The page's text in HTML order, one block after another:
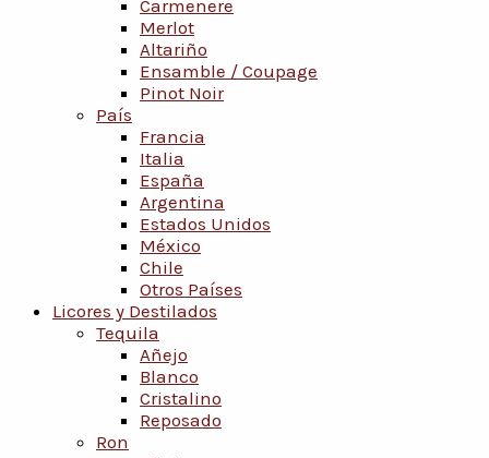
Carmenere
Merlot
Altariño
Ensamble / Coupage
Pinot Noir
País
Francia
Italia
España
Argentina
Estados Unidos
México
Chile
Otros Países
Licores y Destilados
Tequila
Añejo
Blanco
Cristalino
Reposado
Ron